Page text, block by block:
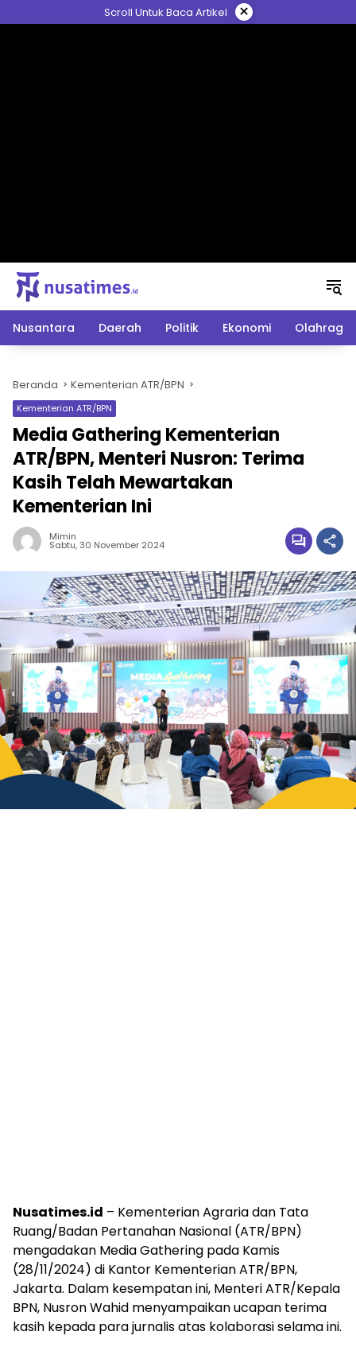
ke
Scroll Untuk Baca Artikel ×
Nusantara Daerah Politik Ekonomi Olahraga
Beranda Kementerian ATR/BPN
Kementerian ATR/BPN
Media Gathering Kementerian
ATR/BPN, Menteri Nusron: Terima
Kasih Telah Mewartakan
Kementerian Ini
Mimin
Sabtu, 30 November 2024
Nusatimes.id – Kementerian Agraria dan Tata
Ruang/Badan Pertanahan Nasional (ATR/BPN)
mengadakan Media Gathering pada Kamis
(28/11/2024) di Kantor Kementerian ATR/BPN,
Jakarta. Dalam kesempatan ini, Menteri ATR/Kepala
BPN, Nusron Wahid menyampaikan ucapan terima
kasih kepada para jurnalis atas kolaborasi selama ini.